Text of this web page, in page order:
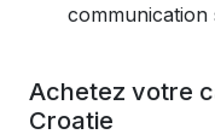
communication
Achetez votre
Croatie